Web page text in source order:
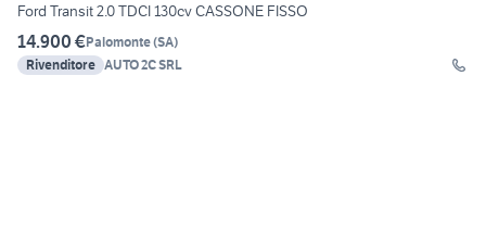
Ford Transit 2.0 TDCI 130cv CASSONE FISSO
14.900 €Palomonte(SA)
Rivenditore AUTO 2C SRL